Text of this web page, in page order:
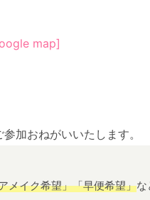
map]
加おねがいいたします。
メイク希望」「早便希望」な